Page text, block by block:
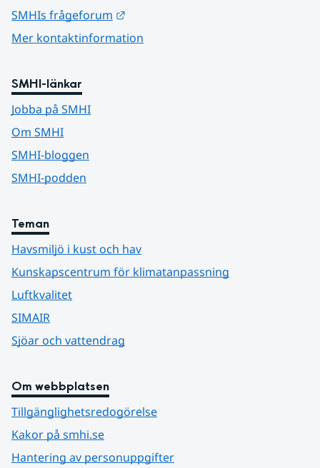
SMHIs frågeforum
Mer kontaktinformation
SMHI-länkar
Jobba på SMHI
Om SMHI
SMHI-bloggen
SMHI-podden
Teman
Havsmiljö i kust och hav
Kunskapscentrum för klimatanpassning
Luftkvalitet
SIMAIR
Sjöar och vattendrag
Om webbplatsen
Tillgänglighetsredogörelse
Kakor på smhi.se
Hantering av personuppgifter